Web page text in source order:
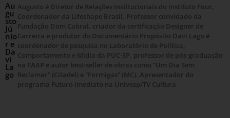
Au
gu
sto
Jú
nio
r e
Da
vi
La
go
Augusto é Diretor de Relações Institucionais do Instituto Four,
Coordenador da Lifeshape Brasil, Professor convidado da
Fundação Dom Cabral, criador da certificação Designer de
Carreira e produtor do Documentário Propósito Davi Lago é
coordenador de pesquisa no Laboratório de Política,
Comportamento e Mídia da PUC-SP, professor de pós-graduação
na FAAP e autor best-seller de obras como “Um Dia Sem
Reclamar” (Citadel) e “Formigas” (MC). Apresentador do
programa Futuro Imediato na Univesp/TV Cultura